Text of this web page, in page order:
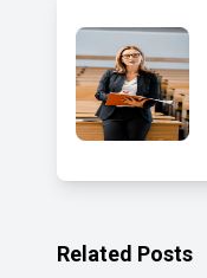
Related Posts